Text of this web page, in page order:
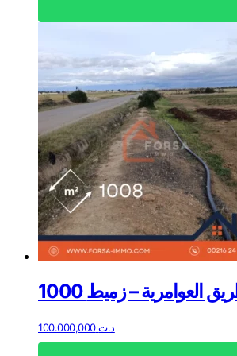
طريق العوامرية – زميط
د.ت100.000,000